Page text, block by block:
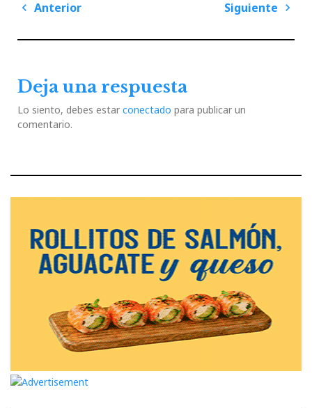
Navegación
entradas
Anterior
Siguiente
Deja una respuesta
Lo siento, debes estar conectado para publicar un
comentario.